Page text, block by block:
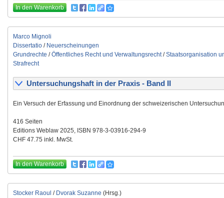
In den Warenkorb
Marco Mignoli
Dissertatio / Neuerscheinungen
Grundrechte /Öffentliches Recht und Verwaltungsrecht/Staatsorganisation
Strafrecht
Untersuchungshaft in der Praxis - Band II
Ein Versuch der Erfassung und Einordnung der schweizerischen
416 Seiten
Editions Weblaw 2025, ISBN 978-3-03916-294-9
CHF 47.75 inkl. MwSt.
In den Warenkorb
Stocker Raoul / Dvorak Suzanne (Hrsg.)